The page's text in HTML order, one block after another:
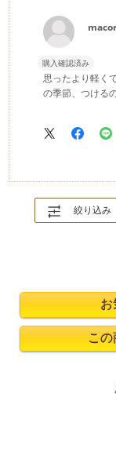
購入確認済み
思ったより軽く
の季節、つける
絞り込み